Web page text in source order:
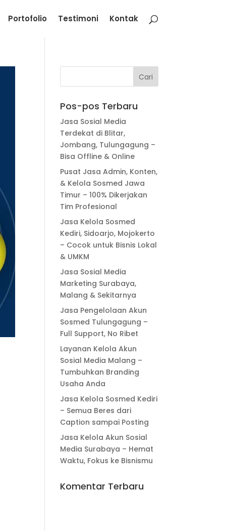
Portofolio Testimoni Kontak
Pos-pos Terbaru
Jasa Sosial Media
Terdekat di Blitar,
Jombang, Tulungagung –
Bisa Offline & Online
Pusat Jasa Admin, Konten,
& Kelola Sosmed Jawa
Timur – 100% Dikerjakan
Tim Profesional
Jasa Kelola Sosmed
Kediri, Sidoarjo, Mojokerto
– Cocok untuk Bisnis Lokal
& UMKM
Jasa Sosial Media
Marketing Surabaya,
Malang & Sekitarnya
Jasa Pengelolaan Akun
Sosmed Tulungagung –
Full Support, No Ribet
Layanan Kelola Akun
Sosial Media Malang –
Tumbuhkan Branding
Usaha Anda
Jasa Kelola Sosmed Kediri
– Semua Beres dari
Caption sampai Posting
Jasa Kelola Akun Sosial
Media Surabaya – Hemat
Waktu, Fokus ke Bisnismu
Komentar Terbaru